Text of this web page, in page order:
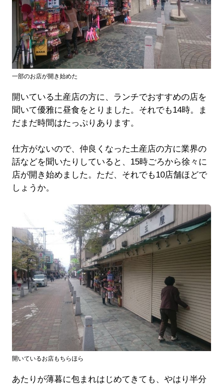
一部のお店が開き始めた
開いている土産店の方に、ランチでおすすめの店を
聞いて優雅に昼食をとりました。それでも14時。ま
だまだ時間はたっぷりあります。
仕方がないので、仲良くなった土産店の方に業界の
話などを聞いたりしていると、15時ごろから徐々に
店が開き始めました。ただ、それでも10店舗ほどで
しょうか。
開いているお店もちらほら
あたりが薄暮に包まれはじめてきても、やはり半分